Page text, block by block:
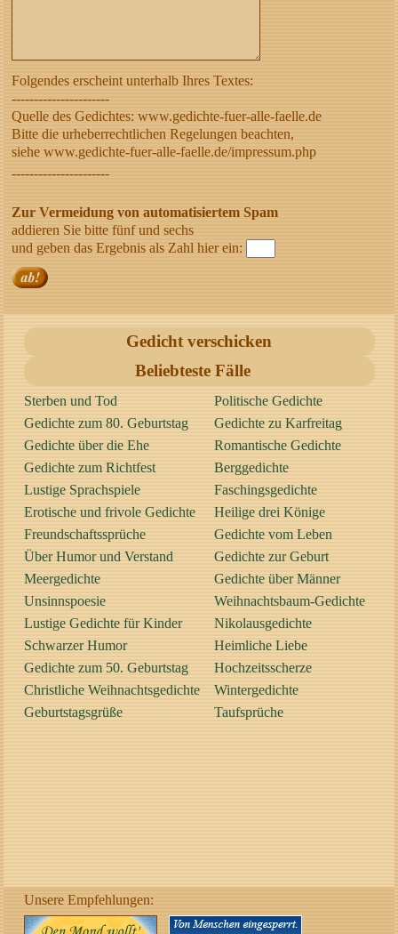
Folgendes erscheint unterhalb Ihres Textes:
----------------------
Quelle des Gedichtes: www.gedichte-fuer-alle-faelle.de
Bitte die urheberrechtlichen Regelungen beachten,
siehe www.gedichte-fuer-alle-faelle.de/impressum.php
----------------------
Zur Vermeidung von automatisiertem Spam
addieren Sie bitte fünf und sechs
und geben das Ergebnis als Zahl hier ein:
Gedicht verschicken
Beliebteste Fälle
Sterben und Tod
Gedichte zum 80. Geburtstag
Gedichte über die Ehe
Gedichte zum Richtfest
Lustige Sprachspiele
Erotische und frivole Gedichte
Freundschaftssprüche
Über Humor und Verstand
Meergedichte
Unsinnspoesie
Lustige Gedichte für Kinder
Schwarzer Humor
Gedichte zum 50. Geburtstag
Christliche Weihnachtsgedichte
Geburtstagsgrüße
Politische Gedichte
Gedichte zu Karfreitag
Romantische Gedichte
Berggedichte
Faschingsgedichte
Heilige drei Könige
Gedichte vom Leben
Gedichte zur Geburt
Gedichte über Männer
Weihnachtsbaum-Gedichte
Nikolausgedichte
Heimliche Liebe
Hochzeitsscherze
Wintergedichte
Taufsprüche
Unsere Empfehlungen: